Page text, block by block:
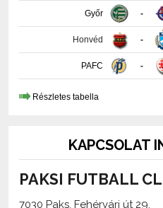
Honvéd
PAFC
Részletes tabella
PAKSI FUTBALL
7030 Paks, Fehérvári út 29.